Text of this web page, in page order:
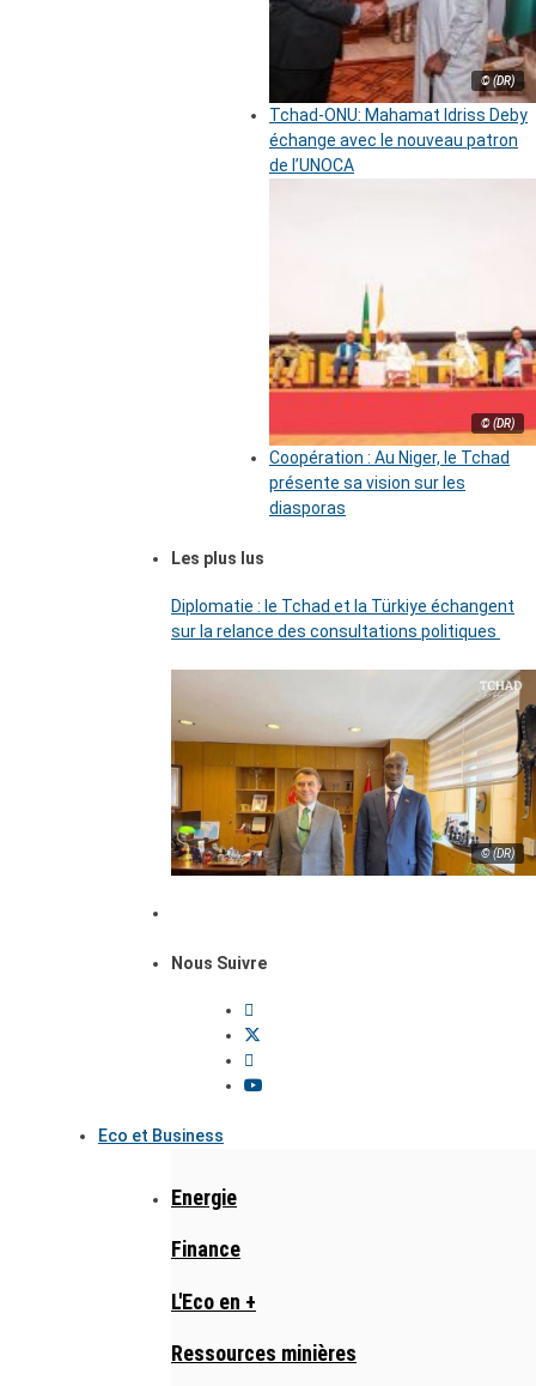
© (DR)
Tchad-ONU: Mahamat Idriss Deby
échange avec le nouveau patron
de l’UNOCA
© (DR)
Coopération : Au Niger, le Tchad
présente sa vision sur les
diasporas
Les plus lus
Diplomatie : le Tchad et la Türkiye échangent
sur la relance des consultations politiques
© (DR)
Nous Suivre
Eco et Business
Energie
Finance
L'Eco en +
Ressources minières